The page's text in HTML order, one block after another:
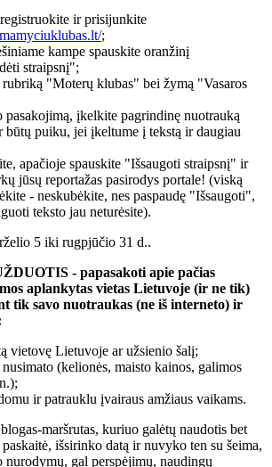
ir prisijunkite
;
kampe spauskite oranžinį
straipsnį";
"Moterų klubas" bei žymą "Vasaros
pasakojimą, įkelkite pagrindinę nuotrauką
būtų puiku, jei įkeltume į tekstą ir daugiau
apačioje spauskite "Išsaugoti straipsnį" ir
jūsų reportažas pasirodys portale! (viską
- neskubėkite, nes paspaudę "Išsaugoti",
teksto jau neturėsite).
5 iki rugpjūčio 31 d..
- papasakoti apie pačias
aplankytas vietas Lietuvoje (ir ne tik)
tik savo nuotraukas (ne iš interneto) ir
vietovę Lietuvoje ar užsienio šalį;
(kelionės, maisto kainos, galimos
ir patrauklu įvairaus amžiaus vaikams.
maršrutas, kuriuo galėtų naudotis bet
išsirinko datą ir nuvyko ten su šeima,
nurodymų, gal perspėjimų, naudingų